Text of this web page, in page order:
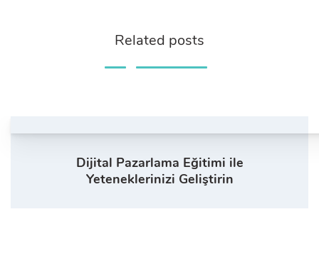
Related posts
Dijital Pazarlama Eğitimi ile
Yeteneklerinizi Geliştirin